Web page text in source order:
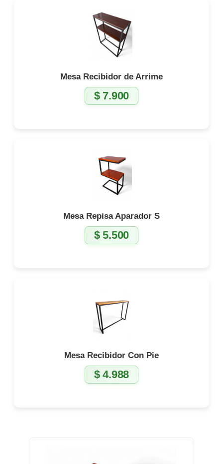
Mesa Recibidor de Arrime
$7.900
Mesa Repisa Aparador S
$5.500
Mesa Recibidor Con Pie
$4.988